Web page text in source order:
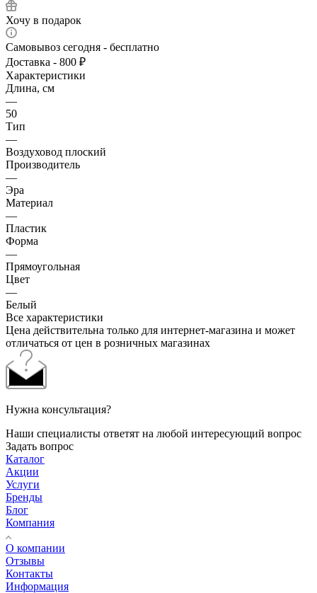
Хочу в подарок
Самовывоз сегодня - бесплатно
Доставка - 800 ₽
Характеристики
Длина, см
—
50
Тип
—
Воздуховод плоский
Производитель
—
Эра
Материал
—
Пластик
Форма
—
Прямоугольная
Цвет
—
Белый
Все характеристики
Цена действительна только для интернет-магазина и может
отличаться от цен в розничных магазинах
Нужна консультация?
Наши специалисты ответят на любой интересующий вопрос
Задать вопрос
Каталог
Акции
Услуги
Бренды
Блог
Компания
О компании
Отзывы
Контакты
Информация